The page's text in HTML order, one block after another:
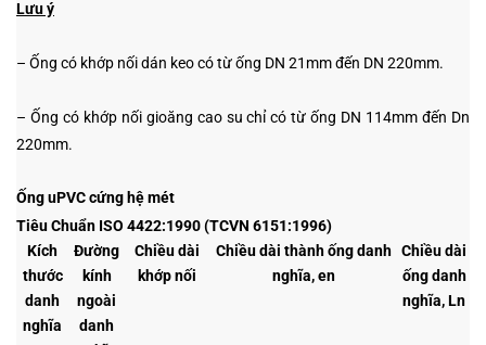
Lưu ý
– Ống có khớp nối dán keo có từ ống DN 21mm đến DN 220mm.
– Ống có khớp nối gioăng cao su chỉ có từ ống DN 114mm đến Dn
220mm.
Ống uPVC cứng hệ mét
Tiêu Chuẩn ISO 4422:1990 (TCVN 6151:1996)
Kích
thước
danh
nghĩa
Đường
kính
ngoài
danh
Chiều dài
khớp nối
Chiều dài thành ống danh
nghĩa, en
Chiều dài
ống danh
nghĩa, Ln